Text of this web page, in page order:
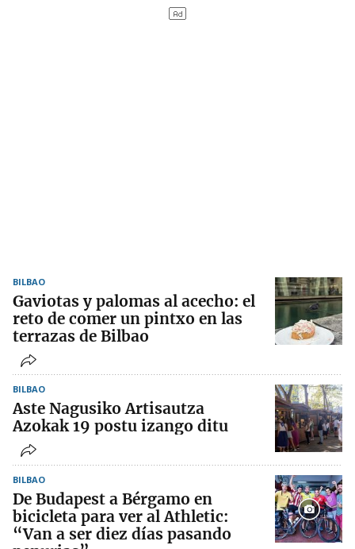
BILBAO
Gaviotas y palomas al acecho: el
reto de comer un pintxo en las
terrazas de Bilbao
BILBAO
Aste Nagusiko Artisautza
Azokak 19 postu izango ditu
BILBAO
De Budapest a Bérgamo en
bicicleta para ver al Athletic:
“Van a ser diez días pasando